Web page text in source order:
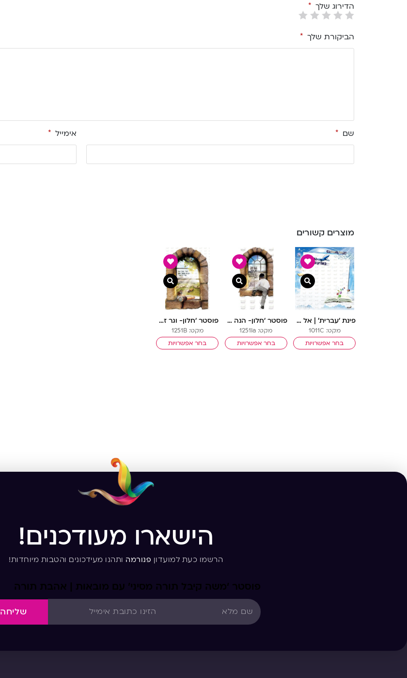
הדירוג שלך *
הביקורת שלך *
שם * אימייל *
מוצרים קשורים
פינת ‘עברית’ | אל עול מצוות
מקט: 1011C
בחר אפשרויות
צפייה מהירה
פוסטר ‘חלון- הנה אנכי שולח לכם’ ילד יושב | חלונות גלות וגאולה
מקט: 1251Ia
בחר אפשרויות
צפייה מהירה
פוסטר ‘חלון- וגר זאב עם כבש’ | חלונות גלות וגאולה
מקט: 1251B
בחר אפשרויות
צפייה מהירה
הישארו מעודכנים!
הרשמו כעת למועדון פנורמה ותהנו מעידכונים והטבות מיוחדות!
פוסטר ‘משה קיבל תורה מסיני’ עם מובאות | אהבת תורה
שליחה